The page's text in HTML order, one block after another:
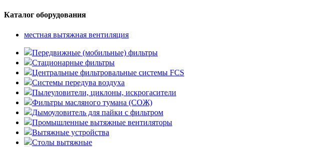
Каталог оборудования
местная вытяжная вентиляция
Передвижные (мобильные) фильтры
Стационарные фильтры
Центральные фильтровальные системы FCS
Системы передува воздуха
Пылеуловители, циклоны, искрогасители
Фильтры масляного тумана (СОЖ)
Дымоуловитель для пайки с фильтром
Промышленные вытяжные вентиляторы
Вытяжные устройства
Столы вытяжные